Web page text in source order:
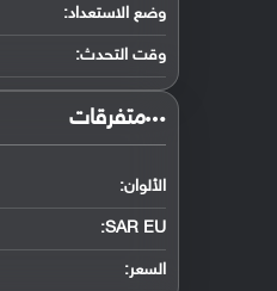
وضع الاستعداد:
وقت التحدث:
‏متفرقات‏
الألوان:
SAR EU:
السعر: